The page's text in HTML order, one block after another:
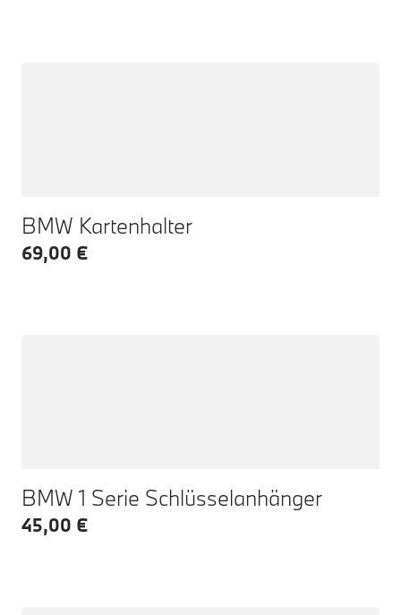
BMW Kartenhalter
69,00 €
BMW 1 Serie Schlüsselanhänger
45,00 €